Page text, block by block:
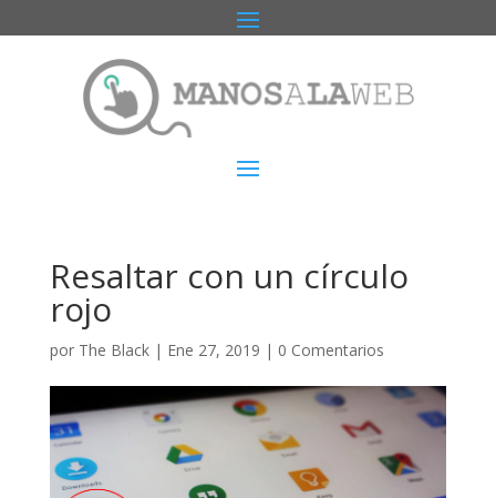
Resaltar con un círculo
rojo
por The Black| Ene 27, 2019 | 0 Comentarios